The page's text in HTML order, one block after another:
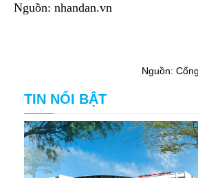
Nguồn: nhandan.vn
Nguồn:
TIN NỔI BẬT